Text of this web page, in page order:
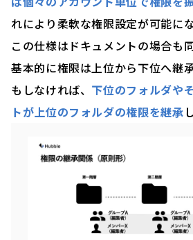
れにより柔軟な権限設定が可能に
この仕様はドキュメントの場合も
基本的に権限は上位から下位へ継
もしなければ、 下位のフォルダや
トが上位のフォルダの権限を継承